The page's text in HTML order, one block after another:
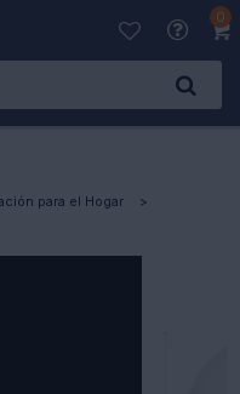
0
para el Hogar